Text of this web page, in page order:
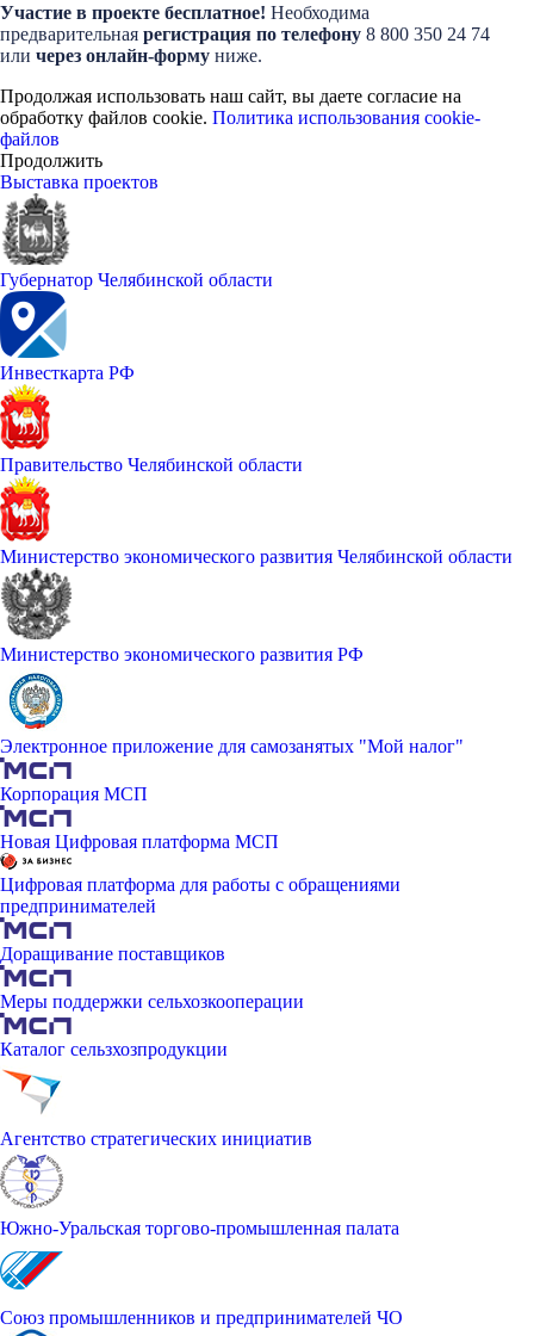
Участие в проекте бесплатное! Необходима
предварительная регистрация по телефону 8 800 350 24 74
или через онлайн-форму ниже.
Продолжая использовать наш сайт, вы даете согласие на
обработку файлов cookie. Политика использования cookie-
файлов
Продолжить
Выставка проектов
Губернатор Челябинской области
Инвесткарта РФ
Правительство Челябинской области
Министерство экономического развития Челябинской области
Министерство экономического развития РФ
Электронное приложение для самозанятых "Мой налог"
Корпорация МСП
Новая Цифровая платформа МСП
Цифровая платформа для работы с обращениями
предпринимателей
Доращивание поставщиков
Меры поддержки сельхозкооперации
Каталог сельзхозпродукции
Агентство стратегических инициатив
Южно-Уральская торгово-промышленная палата
Союз промышленников и предпринимателей ЧО